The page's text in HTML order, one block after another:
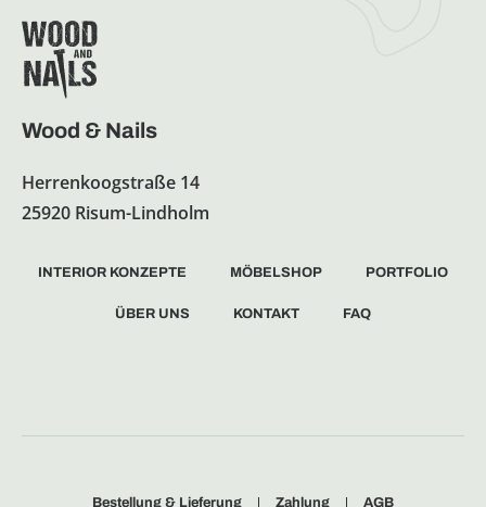
Wood & Nails
Herrenkoogstraße 14
25920 Risum-Lindholm
INTERIOR KONZEPTE MÖBELSHOP PORTFOLIO
ÜBER UNS KONTAKT FAQ
Bestellung & Lieferung Zahlung AGB